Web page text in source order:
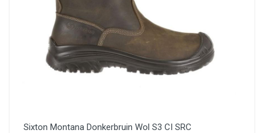
Sixton Montana Donkerbruin Wol S3 CI SRC